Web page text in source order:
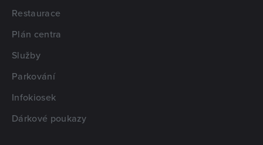
Restaurace
Plán centra
Služby
Parkování
Infokiosek
Dárkové poukazy